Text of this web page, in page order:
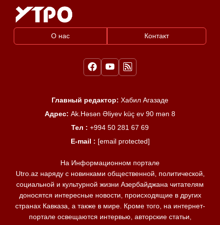
О нас Контакт
Главный редактор: Хабил Агазаде
Адрес: Ak.Həsən Əliyev küç ev 90 mən 8
Тел : +994 50 281 67 69
E-mail : [email protected]
На Информационном портале
Utro.az наряду с новинками общественной, политической,
социальной и культурной жизни Азербайджана читателям
доносятся интересные новости, происходящие в других
странах Кавказа, а также в мире. Кроме того, на интернет-
портале освещаются интервью, авторские статьи,